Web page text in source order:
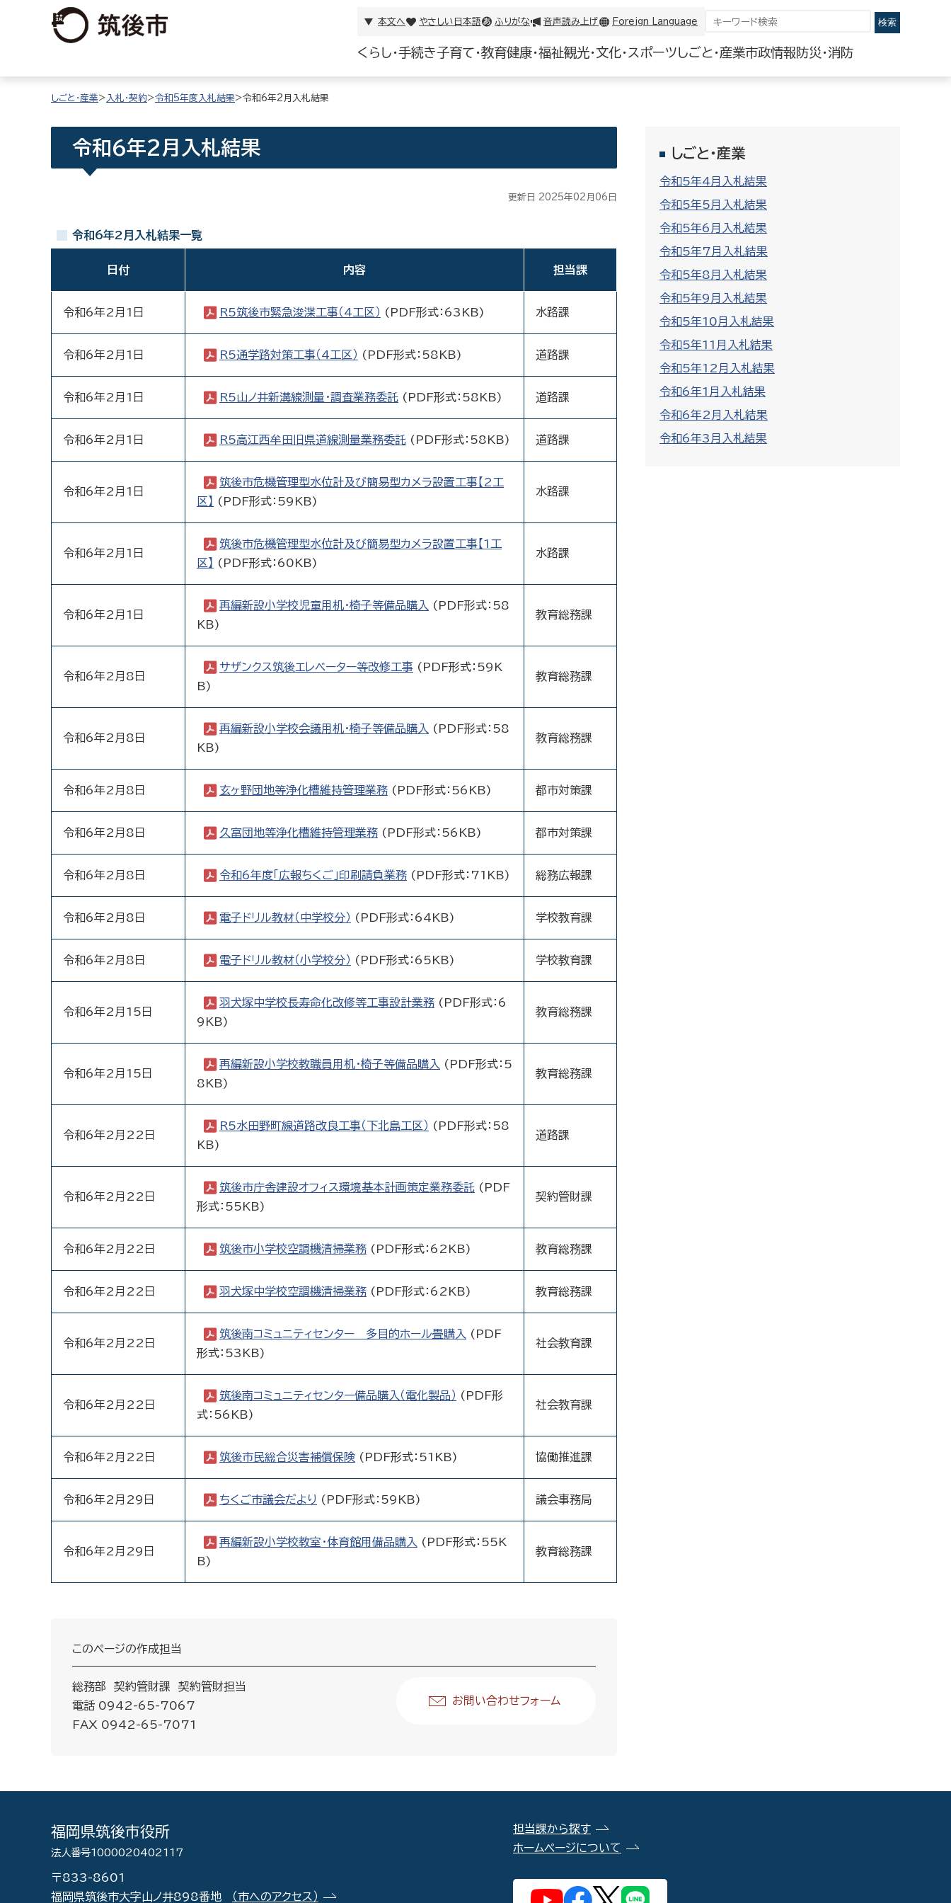
本文へ やさしい日本語 ふりがな 音声読み上げ Foreign Language
くらし・手続き子育て・教育健康・福祉観光・文化・スポーツしごと・産業市政情報 防災・消防
しごと・産業> 入札・契約>令和5年度入札結果>令和6年2月入札結果
しごと・産業
令和5年4月入札結果
令和5年5月入札結果
令和5年6月入札結果
令和5年7月入札結果
令和5年8月入札結果
令和5年9月入札結果
令和5年10月入札結果
令和5年11月入札結果
令和5年12月入札結果
令和6年1月入札結果
令和6年2月入札結果
令和6年3月入札結果
令和6年2月入札結果
更新日 2025年02月06日
令和6年2月入札結果一覧
日付 内容 担当課
令和6年2月1日 R5筑後市緊急浚渫工事（4工区） (PDF形式：63KB) 水路課
令和6年2月1日 R5通学路対策工事（4工区） (PDF形式：58KB) 道路課
令和6年2月1日 R5山ノ井新溝線測量・調査業務委託 (PDF形式：58KB) 道路課
令和6年2月1日 R5高江西牟田旧県道線測量業務委託 (PDF形式：58KB) 道路課
令和6年2月1日
筑後市危機管理型水位計及び簡易型カメラ設置工事【2工
区】
(PDF形式：59KB)
水路課
令和6年2月1日
筑後市危機管理型水位計及び簡易型カメラ設置工事【1工
区】
(PDF形式：60KB)
水路課
令和6年2月1日
再編新設小学校児童用机・椅子等備品購入
(PDF形式：58
KB)
教育総務課
令和6年2月8日
サザンクス筑後エレベーター等改修工事 (PDF形式：59K
B)
教育総務課
令和6年2月8日
再編新設小学校会議用机・椅子等備品購入
(PDF形式：58
KB)
教育総務課
令和6年2月8日 玄ヶ野団地等浄化槽維持管理業務 (PDF形式：56KB) 都市対策課
令和6年2月8日 久富団地等浄化槽維持管理業務 (PDF形式：56KB) 都市対策課
令和6年2月8日 令和6年度「広報ちくご」印刷請負業務 (PDF形式：71KB) 総務広報課
令和6年2月8日 電子ドリル教材（中学校分） (PDF形式：64KB) 学校教育課
令和6年2月8日 電子ドリル教材（小学校分） (PDF形式：65KB) 学校教育課
令和6年2月15日
羽犬塚中学校長寿命化改修等工事設計業務 (PDF形式：6
9KB)
教育総務課
令和6年2月15日
再編新設小学校教職員用机・椅子等備品購入
(PDF形式：5
8KB)
教育総務課
令和6年2月22日
R5水田野町線道路改良工事（下北島工区） (PDF形式：58
KB)
道路課
令和6年2月22日
筑後市庁舎建設オフィス環境基本計画策定業務委託 (PDF
形式：55KB)
契約管財課
令和6年2月22日 筑後市小学校空調機清掃業務 (PDF形式：62KB) 教育総務課
令和6年2月22日 羽犬塚中学校空調機清掃業務 (PDF形式：62KB) 教育総務課
令和6年2月22日
筑後南コミュニティセンター 多目的ホール畳購入
(PDF
形式：53KB)
社会教育課
令和6年2月22日
筑後南コミュニティセンター備品購入（電化製品） (PDF形
式：56KB)
社会教育課
令和6年2月22日 筑後市民総合災害補償保険 (PDF形式：51KB) 協働推進課
令和6年2月29日 ちくご市議会だより (PDF形式：59KB) 議会事務局
令和6年2月29日
再編新設小学校教室・体育館用備品購入
(PDF形式：55K
B)
教育総務課
このページの作成担当
総務部 契約管財課 契約管財担当
電話 0942-65-7067
FAX 0942-65-7071
お問い合わせフォーム
福岡県筑後市役所
法人番号1000020402117
〒833-8601
福岡県筑後市大字山ノ井898番地
（市へのアクセス）
担当課から探す
ホームページについて